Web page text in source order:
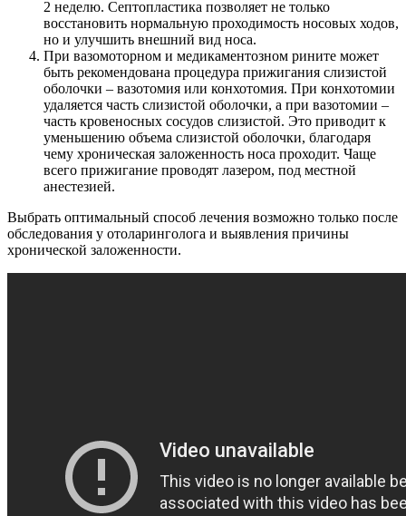
2 неделю. Септопластика позволяет не только
восстановить нормальную проходимость носовых ходов,
но и улучшить внешний вид носа.
При вазомоторном и медикаментозном рините может
быть рекомендована процедура прижигания слизистой
оболочки – вазотомия или конхотомия. При конхотомии
удаляется часть слизистой оболочки, а при вазотомии –
часть кровеносных сосудов слизистой. Это приводит к
уменьшению объема слизистой оболочки, благодаря
чему хроническая заложенность носа проходит. Чаще
всего прижигание проводят лазером, под местной
анестезией.
Выбрать оптимальный способ лечения возможно только после
обследования у отоларинголога и выявления причины
хронической заложенности.